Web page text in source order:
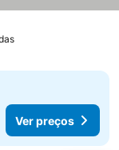
Ver preços
preços
Ver preços